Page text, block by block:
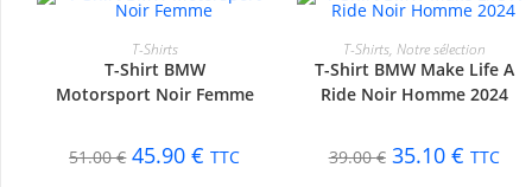
-10%
CHOIX DES OPTIONS
T-Shirts
T-Shirt BMW
Motorsport Noir Femme
51.00€ 45.90€ TTC
-10%
CHOIX DES OPTIONS
T-Shirts, Notre sélection
T-Shirt BMW Make Life A
Ride Noir Homme 2024
39.00€ 35.10 € TTC